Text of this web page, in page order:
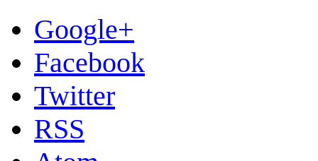
Google+
Facebook
Twitter
RSS